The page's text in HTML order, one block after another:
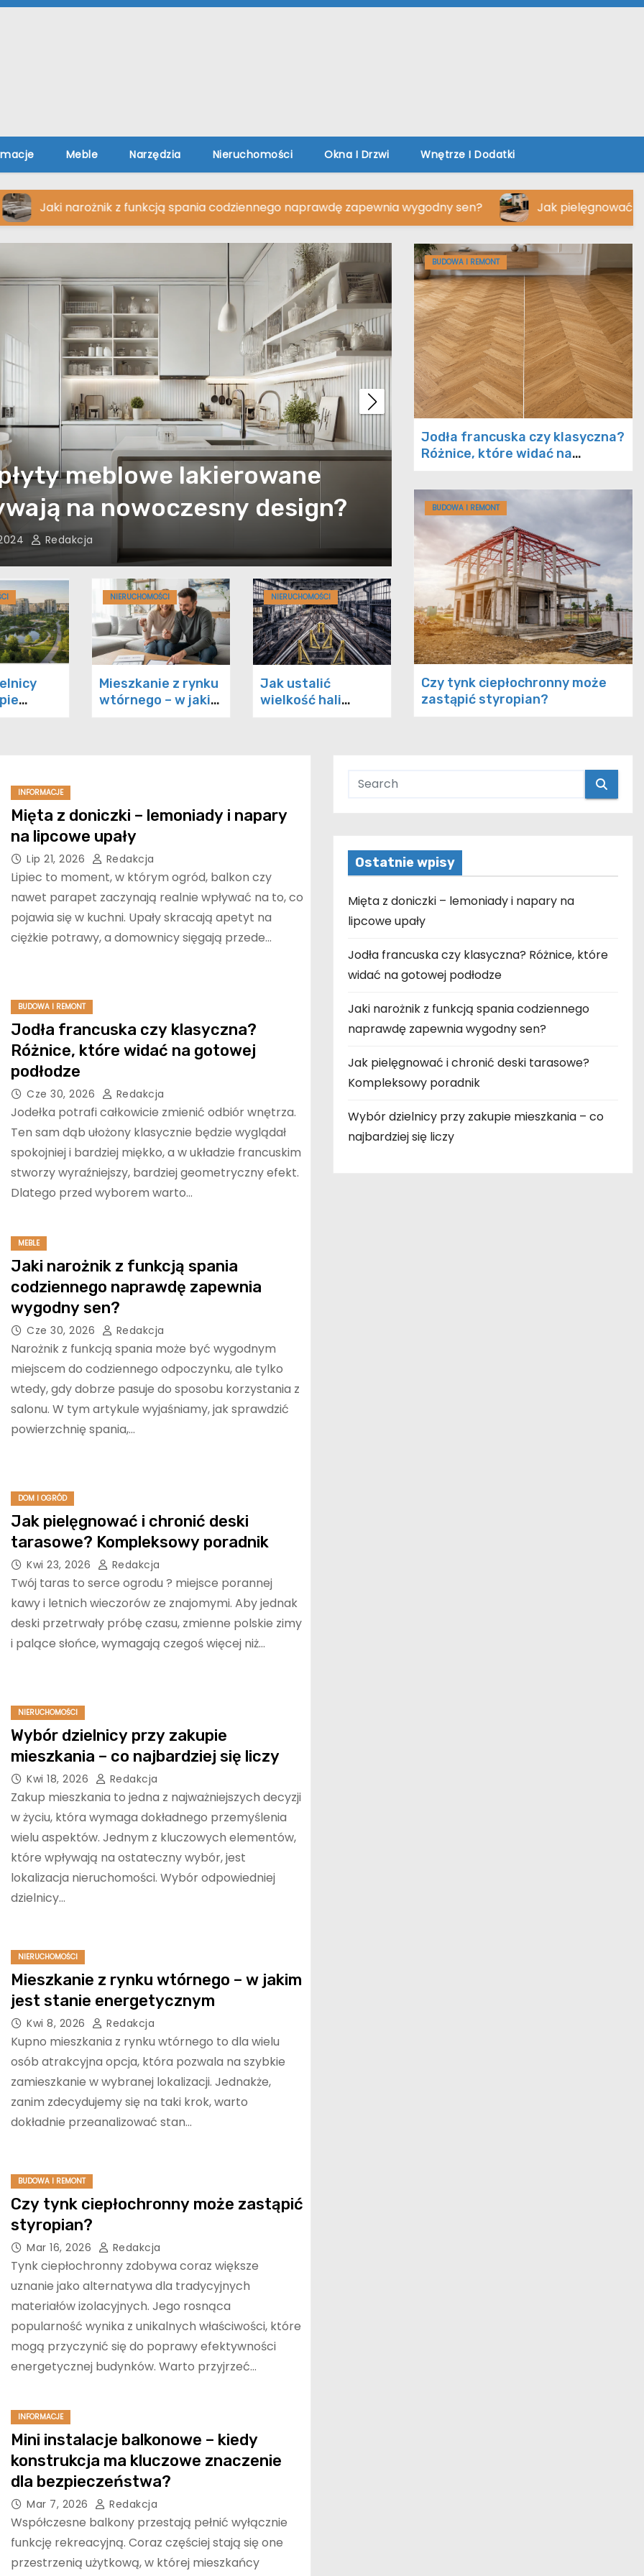
Meble Narzędzia Nieruchomości Okna I Drzwi Wnętrze I Dodatki
z funkcją spania codziennego naprawdę zapewnia wygodny sen? Jak pielęgnować i chronić deski
meblowe lakierowane
na nowoczesny design?
Redakcja
DOM I OGRÓD MEBLE
Poduszki na palety
wypoczynku w
Kwi 18, 2024 Redakcja
NIERUCHOMOŚCI
Mieszkanie z rynku
wtórnego – w jakim
NIERUCHOMOŚCI
Jak ustalić
wielkość hali
BUDOWA I REMONT
Jodła francuska czy klasyczna?
Różnice, które widać na
BUDOWA I REMONT
Czy tynk ciepłochronny może
zastąpić styropian?
INFORMACJE
Mięta z doniczki – lemoniady i napary
na lipcowe upały
Lip 21, 2026 Redakcja
Lipiec to moment, w którym ogród, balkon czy
nawet parapet zaczynają realnie wpływać na to, co
pojawia się w kuchni. Upały skracają apetyt na
ciężkie potrawy, a domownicy sięgają przede…
BUDOWA I REMONT
Jodła francuska czy klasyczna?
Różnice, które widać na gotowej
podłodze
Cze 30, 2026 Redakcja
Jodełka potrafi całkowicie zmienić odbiór wnętrza.
Ten sam dąb ułożony klasycznie będzie wyglądał
spokojniej i bardziej miękko, a w układzie francuskim
stworzy wyraźniejszy, bardziej geometryczny efekt.
Dlatego przed wyborem warto…
MEBLE
Jaki narożnik z funkcją spania
codziennego naprawdę zapewnia
wygodny sen?
Cze 30, 2026 Redakcja
Narożnik z funkcją spania może być wygodnym
miejscem do codziennego odpoczynku, ale tylko
wtedy, gdy dobrze pasuje do sposobu korzystania z
salonu. W tym artykule wyjaśniamy, jak sprawdzić
powierzchnię spania,…
DOM I OGRÓD
Jak pielęgnować i chronić deski
tarasowe? Kompleksowy poradnik
Kwi 23, 2026 Redakcja
Twój taras to serce ogrodu ? miejsce porannej
kawy i letnich wieczorów ze znajomymi. Aby jednak
deski przetrwały próbę czasu, zmienne polskie zimy
i palące słońce, wymagają czegoś więcej niż…
NIERUCHOMOŚCI
Wybór dzielnicy przy zakupie
mieszkania – co najbardziej się liczy
Kwi 18, 2026 Redakcja
Zakup mieszkania to jedna z najważniejszych decyzji
w życiu, która wymaga dokładnego przemyślenia
wielu aspektów. Jednym z kluczowych elementów,
które wpływają na ostateczny wybór, jest
lokalizacja nieruchomości. Wybór odpowiedniej
dzielnicy…
NIERUCHOMOŚCI
Mieszkanie z rynku wtórnego – w jakim
jest stanie energetycznym
Kwi 8, 2026 Redakcja
Kupno mieszkania z rynku wtórnego to dla wielu
osób atrakcyjna opcja, która pozwala na szybkie
zamieszkanie w wybranej lokalizacji. Jednakże,
zanim zdecydujemy się na taki krok, warto
dokładnie przeanalizować stan…
BUDOWA I REMONT
Czy tynk ciepłochronny może zastąpić
styropian?
Mar 16, 2026 Redakcja
Tynk ciepłochronny zdobywa coraz większe
uznanie jako alternatywa dla tradycyjnych
materiałów izolacyjnych. Jego rosnąca
popularność wynika z unikalnych właściwości, które
mogą przyczynić się do poprawy efektywności
energetycznej budynków. Warto przyjrzeć…
INFORMACJE
Mini instalacje balkonowe – kiedy
konstrukcja ma kluczowe znaczenie
dla bezpieczeństwa?
Mar 7, 2026 Redakcja
Współczesne balkony przestają pełnić wyłącznie
funkcję rekreacyjną. Coraz częściej stają się one
przestrzenią użytkową, w której mieszkańcy
Ostatnie wpisy
Mięta z doniczki – lemoniady i napary na
lipcowe upały
Jodła francuska czy klasyczna? Różnice, które
widać na gotowej podłodze
Jaki narożnik z funkcją spania codziennego
naprawdę zapewnia wygodny sen?
Jak pielęgnować i chronić deski tarasowe?
Kompleksowy poradnik
Wybór dzielnicy przy zakupie mieszkania – co
najbardziej się liczy